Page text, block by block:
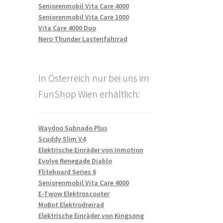
Seniorenmobil Vita Care 4000
Seniorenmobil Vita Care 1000
Vita Care 4000 Duo
Nero Thunder Lastenfahrrad
In Österreich nur bei uns im
FunShop Wien erhältlich:
Waydoo Subnado Plus
Scuddy Slim V4
Elektrische Einräder von Inmotion
Evolve Renegade Diablo
Fliteboard Series 6
Seniorenmobil Vita Care 4000
E-Twow Elektroscooter
MoBot Elektrodreirad
Elektrische Einräder von Kingsong